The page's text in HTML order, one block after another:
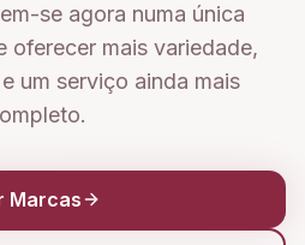
se agora numa única
oferecer mais variedade,
um serviço ainda mais
Marcas